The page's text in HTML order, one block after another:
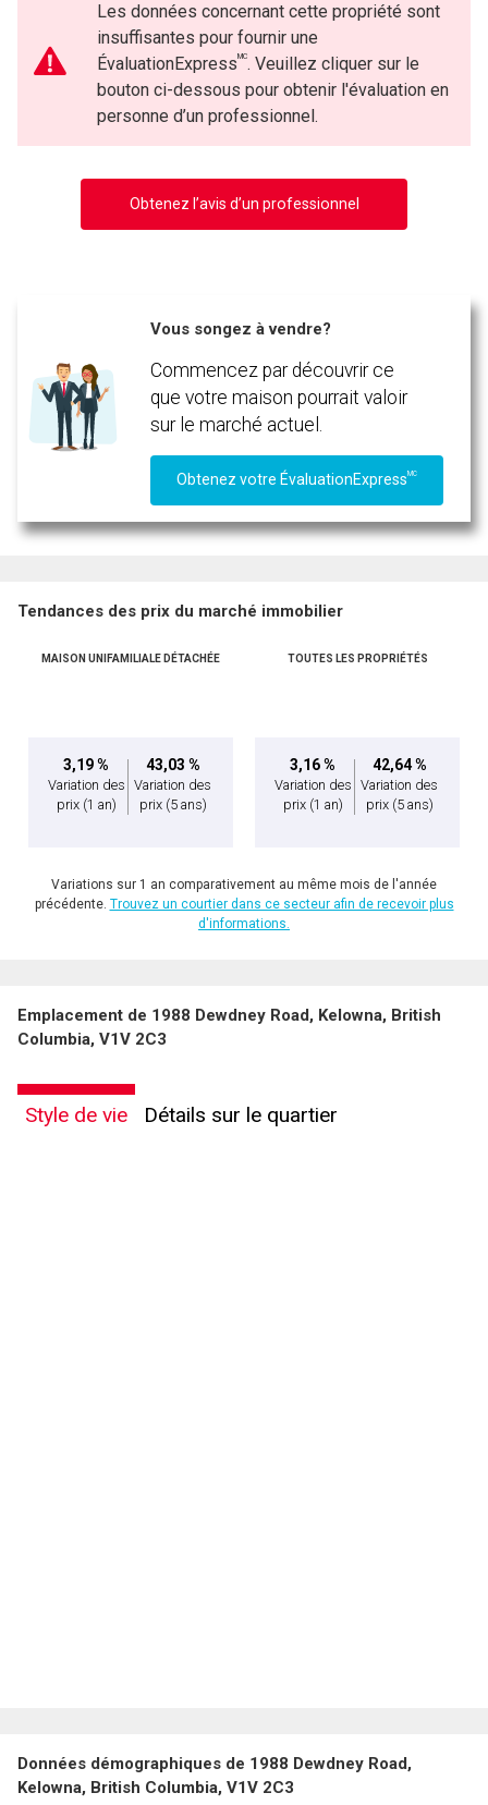
Les données concernant cette propriété sont
insuffisantes pour fournir une
ÉvaluationExpressMC. Veuillez cliquer sur le
bouton ci-dessous pour obtenir l'évaluation en
personne d’un professionnel.
Obtenez l’avis d’un professionnel
Vous songez à vendre?
Commencez par découvrir ce
que votre maison pourrait valoir
sur le marché actuel.
Obtenez votre ÉvaluationExpressMC
Tendances des prix du marché immobilier
MAISON UNIFAMILIALE DÉTACHÉE
3,19 %
Variation des
prix (1 an)
43,03 %
Variation des
prix (5 ans)
TOUTES LES PROPRIÉTÉS
3,16 %
Variation des
prix (1 an)
42,64 %
Variation des
prix (5 ans)
Variations sur 1 an comparativement au même mois de l'année
précédente. Trouvez un courtier dans ce secteur afin de recevoir plus
d'informations.
Emplacement de 1988 Dewdney Road, Kelowna, British
Columbia, V1V 2C3
Style de vie Détails sur le quartier
Données démographiques de 1988 Dewdney Road,
Kelowna, British Columbia, V1V 2C3